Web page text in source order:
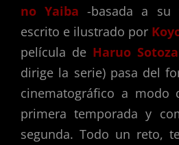
no Yaiba -basada a su
escrito e ilustrado por
película de Haruo
dirige la serie) pasa del
cinematográfico a modo
primera temporada y
segunda. Todo un reto,